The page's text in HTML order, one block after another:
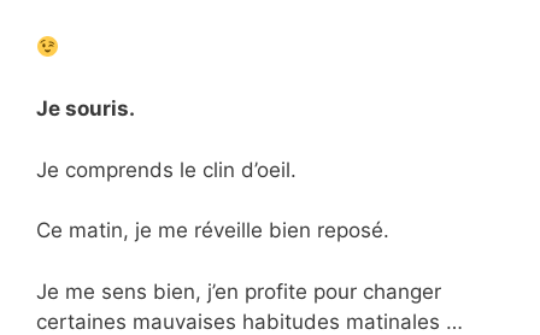
Je souris.
Je comprends le clin d’oeil.
Ce matin, je me réveille bien reposé.
Je me sens bien, j’en profite pour changer
certaines mauvaises habitudes matinales …